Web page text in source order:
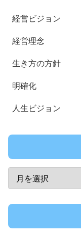
経営ビジョン
経営理念
生き方の方針
明確化
人生ビジョン